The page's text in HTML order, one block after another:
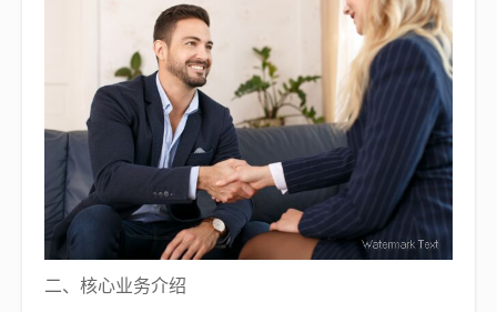
二、核心业务介绍